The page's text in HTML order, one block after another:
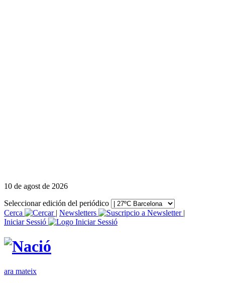
10 de agost de 2026
Seleccionar edición del periódico
Cerca
| Newsletters
|
Iniciar Sessió
ara mateix